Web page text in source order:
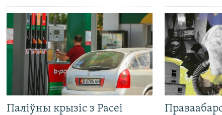
Паліўны крызіс з Расеі